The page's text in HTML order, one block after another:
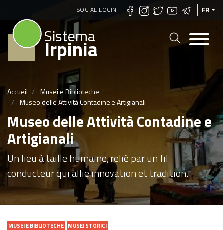
Aller
SOCIAL LOGIN FR
Sistema
Irpinia
Accueil
Musei e Biblioteche
Museo delle Attività Contadine e Artigianali
Museo delle Attività Contadine e
Artigianali
Un lieu à taille humaine, relié par un fil
conducteur qui allie innovation et tradition.
MUSEI E BIBLIOTECHE MUSEI STORICI